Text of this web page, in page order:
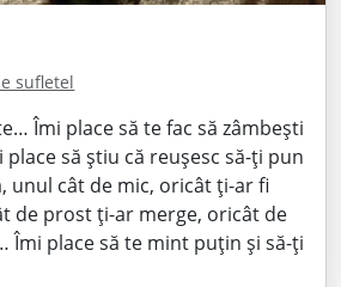
sufletel
Îmi place să te fac să zâmbești
să știu că reușesc să-ți pun
unul cât de mic, oricât ți-ar fi
de prost ți-ar merge, oricât de
Îmi place să te mint puțin și să-ți